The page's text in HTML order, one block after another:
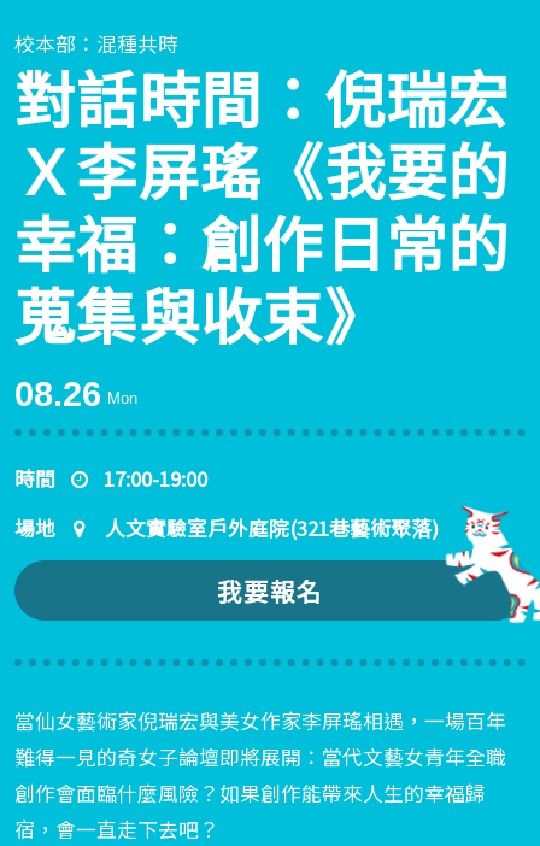
校本部：混種共時
對話時間：倪瑞宏
Ｘ李屏瑤《我要的
幸福：創作日常的
蒐集與收束》
08.26 Mon
時間
17:00-19:00
場地
人文實驗室戶外庭院(321巷藝術聚落)
我要報名
當仙女藝術家倪瑞宏與美女作家李屏瑤相遇，一場百年
難得一見的奇女子論壇即將展開：當代文藝女青年全職
創作會面臨什麼風險？如果創作能帶來人生的幸福歸
宿，會一直走下去吧？